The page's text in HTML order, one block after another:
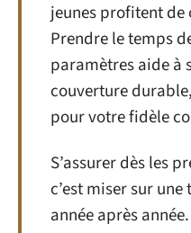
jeunes profitent de
Prendre le temps
paramètres aide à
couverture
pour votre fidèle
S’assurer dès les
c’est miser sur
année après année.